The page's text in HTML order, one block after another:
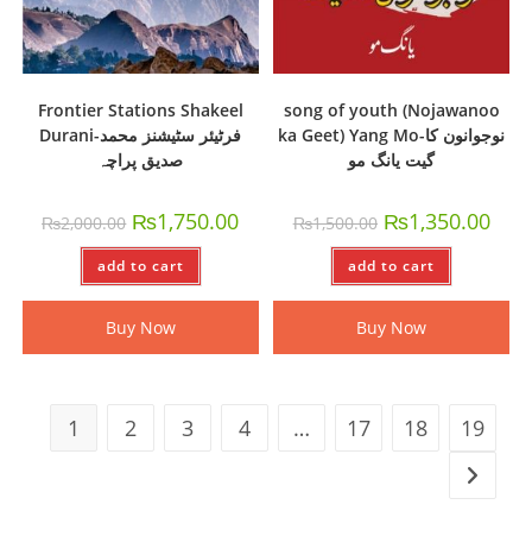
Frontier Stations Shakeel
Durani-فرٹیئر سٹیشنز محمد
صدیق پراچہ
₨2,000.00 ₨1,750.00
add to cart
Buy Now
song of youth (Nojawanoo
ka Geet) Yang Mo-نوجوانون کا
گیت یانگ مو
₨1,500.00 ₨1,350.00
add to cart
Buy Now
1 2 3 4 … 17 18 19